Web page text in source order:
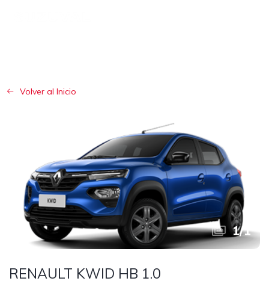
Volver al Inicio
1/1
RENAULT KWID HB 1.0